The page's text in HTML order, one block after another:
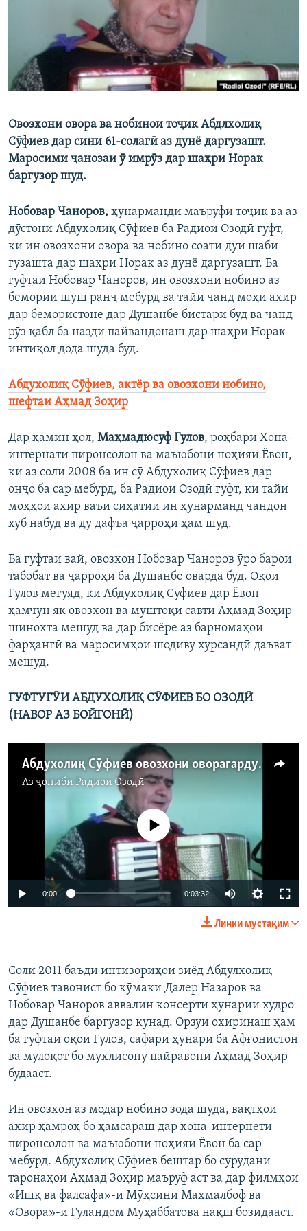
ГУЗОРИШҲОИ РАДИОӢ
ПАЙГИРӢ КУНЕД
Ҳамаи сомонаҳои RFE/RL
Овозхони овора ва нобинои тоҷик Абдлхолиқ
Сӯфиев дар сини 61-солагӣ аз дунё даргузашт.
Маросими ҷанозаи ӯ имрӯз дар шаҳри Норак
баргузор шуд.
Нобовар Чаноров, ҳунарманди маъруфи тоҷик ва аз
дӯстони Абдухолиқ Сӯфиев ба Радиои Озодӣ гуфт,
ки ин овозхони овора ва нобино соати дуи шаби
гузашта дар шаҳри Норак аз дунё даргузашт. Ба
гуфтаи Нобовар Чаноров, ин овозхони нобино аз
бемории шуш ранҷ мебурд ва тайи чанд моҳи ахир
дар бемористоне дар Душанбе бистарӣ буд ва чанд
рӯз қабл ба назди пайвандонаш дар шаҳри Норак
интиқол дода шуда буд.
Абдухолиқ Сӯфиев, актёр ва овозхони нобино,
шефтаи Аҳмад Зоҳир
Дар ҳамин ҳол, Маҳмадюсуф Гулов, роҳбари Хона-
интернати пиронсолон ва маъюбони ноҳияи Ёвон,
ки аз соли 2008 ба ин сӯ Абдухолиқ Сӯфиев дар
онҷо ба сар мебурд, ба Радиои Озодӣ гуфт, ки тайи
моҳҳои ахир ваъи сиҳатии ин ҳунарманд чандон
хуб набуд ва ду дафъа ҷарроҳӣ ҳам шуд.
Ба гуфтаи вай, овозхон Нобовар Чаноров ӯро барои
табобат ва ҷарроҳӣ ба Душанбе оварда буд. Оқои
Гулов мегӯяд, ки Абдухолиқ Сӯфиев дар Ёвон
ҳамчун як овозхон ва муштоқи савти Аҳмад Зоҳир
шинохта мешуд ва дар бисёре аз барномаҳои
фарҳангӣ ва маросимҳои шодиву хурсандӣ даъват
мешуд.
ГУФТУГӮИ АБДУХОЛИҚ СӮФИЕВ БО ОЗОДӢ
(НАВОР АЗ БОЙГОНӢ)
Абдухолиқ Сӯфиев овозхони оворагарду нобино
Аз ҷониби Радиои Озодӣ
Феълан кор намекунад
0:00 0:03:32
Линки мустақим
Соли 2011 баъди интизориҳои зиёд Абдулхолиқ
Сӯфиев тавонист бо кӯмаки Далер Назаров ва
Нобовар Чаноров аввалин консерти ҳунарии худро
дар Душанбе баргузор кунад. Орзуи охиринаш ҳам
ба гуфтаи оқои Гулов, сафари ҳунарӣ ба Афғонистон
ва мулоқот бо мухлисону пайравони Аҳмад Зоҳир
будааст.
Ин овозхон аз модар нобино зода шуда, вақтҳои
ахир ҳамроҳ бо ҳамсараш дар хона-интернети
пиронсолон ва маъюбони ноҳияи Ёвон ба сар
мебурд. Абдухолиқ Сӯфиев бештар бо сурудани
таронаҳои Аҳмад Зоҳир маъруф аст ва дар филмҳои
«Ишқ ва фалсафа»-и Мӯҳсини Махмалбоф ва
«Овора»-и Гуландом Муҳаббатова нақш бозидааст.